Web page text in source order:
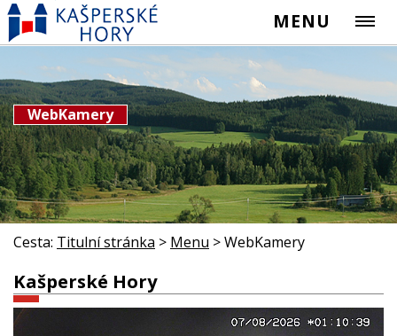
MENU
WebKamery
Cesta: Titulní stránka > Menu >WebKamery
Kašperské Hory